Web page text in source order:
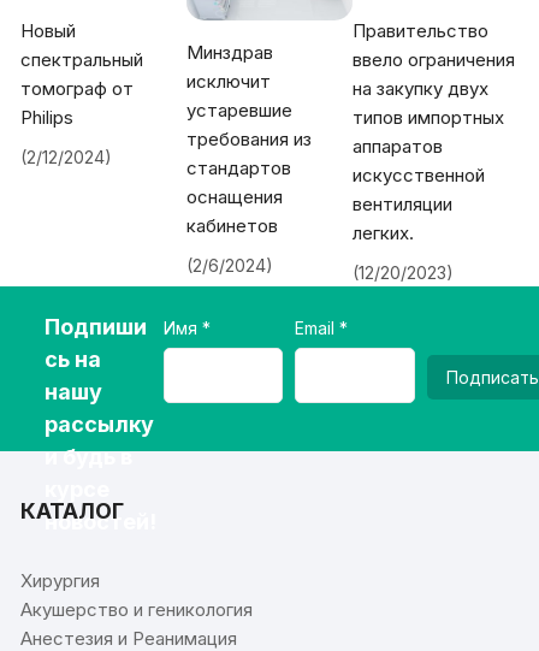
Новый
спектральный
томограф от
Philips
(2/12/2024)
Минздрав
исключит
устаревшие
требования из
стандартов
оснащения
кабинетов
(2/6/2024)
Правительство
ввело ограничения
на закупку двух
типов импортных
аппаратов
искусственной
вентиляции
легких.
(12/20/2023)
Подпиши
сь на
нашу
рассылку
и будь в
новостей!
Имя Email
КАТАЛОГ
Хирургия
Акушерство и геникология
Анестезия и Реанимация